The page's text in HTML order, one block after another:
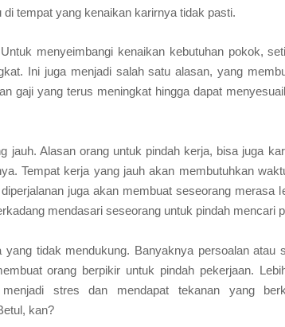
tempat yang kenaikan karirnya tidak pasti.
menyeimbangi kenaikan kebutuhan pokok,
Ini juga menjadi salah satu alasan, yang
gaji yang terus meningkat hingga dapat
jauh. Alasan orang untuk pindah kerja, bisa juga
Tempat kerja yang jauh akan membutuhkan
juga akan membuat seseorang merasa
mendasari seseorang untuk pindah mencari
yang tidak mendukung. Banyaknya persoalan atau
orang berpikir untuk pindah pekerjaan.
stres dan mendapat tekanan yang
kan?